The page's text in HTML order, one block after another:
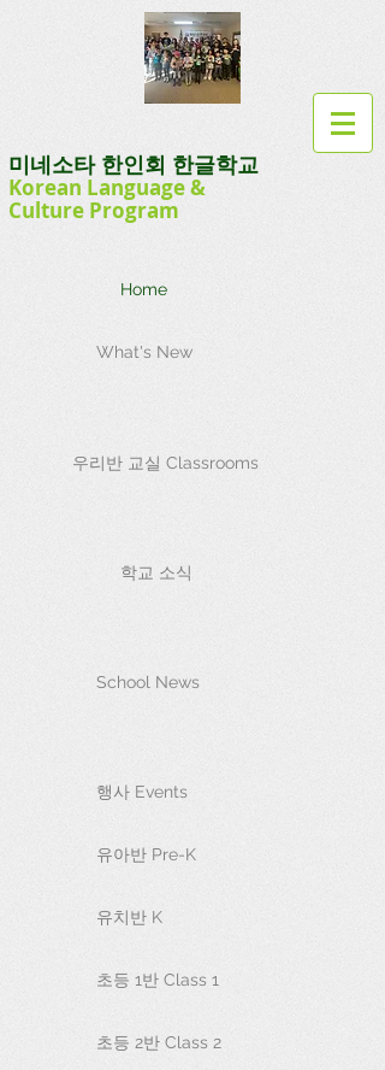
미네소타 한인회 한글학교
Korean Language&
Culture Program
Home
What's New
우리반 교실 Classrooms
학교 소식
School News
행사 Events
유아반 Pre-K
유치반 K
초등 1반 Class 1
초등 2반 Class 2